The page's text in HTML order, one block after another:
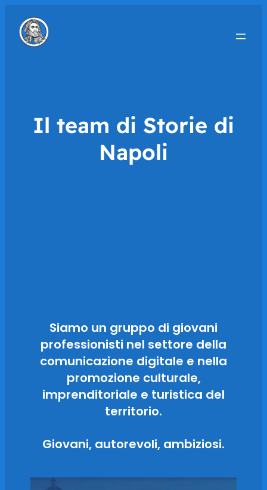
Il team di Storie di
Napoli
Siamo un gruppo di giovani
professionisti nel settore della
comunicazione digitale e nella
promozione culturale,
imprenditoriale e turistica del
territorio.
Giovani, autorevoli, ambiziosi.